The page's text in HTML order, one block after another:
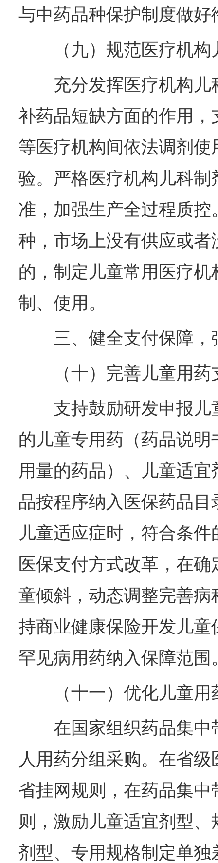
与中药品种保护制度做好
（九）规范医疗机构
充分发挥医疗机构儿
补药品短缺方面的作用
等医疗机构间依法调剂
验。严格医疗机构儿科
准，加强生产全过程质
种，市场上没有供应或
的，制定儿童常用医疗
制、使用。
三、健全支付保障，
（十）完善儿童用药
支持鼓励研发申报儿
的儿童专用药（药品说
用量的药品）、儿童适
品按程序纳入医保药品
儿童适应症时，符合条
医保支付方式改革，在
童倾斜，动态调整完善
持商业健康保险开发儿
罕见病用药纳入保障范围
（十一）优化儿童用
在国家组织药品集中
人用药分组采购。在省
省挂网规则，在药品集
则，激励儿童适宜剂型
剂型、专用规格制定单独